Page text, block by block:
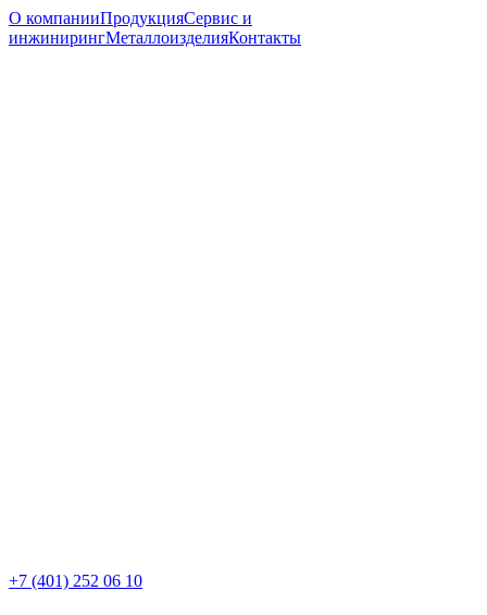
О компанииПродукцияСервис и
инжинирингМеталлоизделияКонтакты
+7 (401) 252 06 10